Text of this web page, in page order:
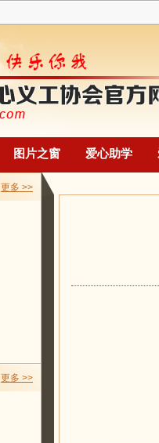
图片之窗 爱心助学
更多 >>
更多 >>